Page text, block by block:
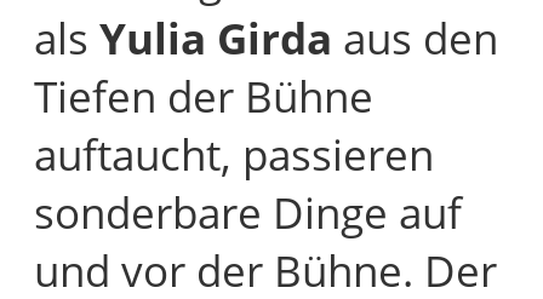
als Yulia Girda aus den
Tiefen der Bühne
auftaucht, passieren
sonderbare Dinge auf
und vor der Bühne. Der